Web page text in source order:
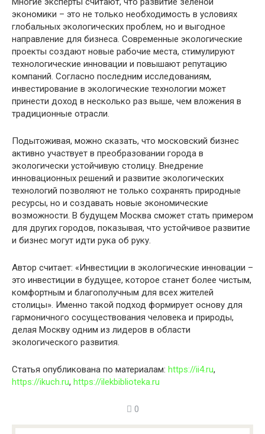
экономики – это не только необходимость в условиях
глобальных экологических проблем, но и выгодное
направление для бизнеса. Современные экологические
проекты создают новые рабочие места, стимулируют
технологические инновации и повышают репутацию
компаний. Согласно последним исследованиям,
инвестирование в экологические технологии может
принести доход в несколько раз выше, чем вложения в
традиционные отрасли.
Подытоживая, можно сказать, что московский бизнес
активно участвует в преобразовании города в
экологически устойчивую столицу. Внедрение
инновационных решений и развитие экологических
технологий позволяют не только сохранять природные
ресурсы, но и создавать новые экономические
возможности. В будущем Москва сможет стать примером
для других городов, показывая, что устойчивое развитие
и бизнес могут идти рука об руку.
Автор считает: «Инвестиции в экологические инновации –
это инвестиции в будущее, которое станет более чистым,
комфортным и благополучным для всех жителей
столицы». Именно такой подход формирует основу для
гармоничного сосуществования человека и природы,
делая Москву одним из лидеров в области
экологического развития.
Статья опубликована по материалам: https://ii4.ru,
https://ikuch.ru, https://ilekbiblioteka.ru
0